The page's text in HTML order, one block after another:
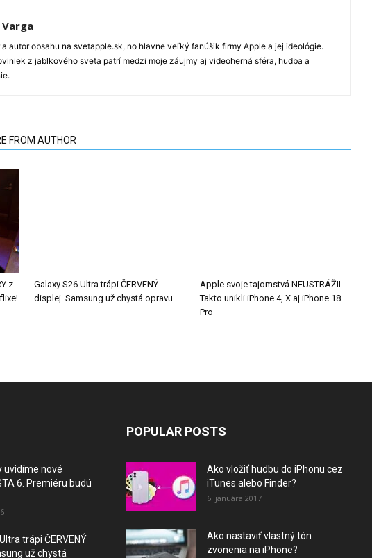
Varga
a autor obsahu na svetapple.sk, no hlavne veľký fanúšik firmy Apple a jej ideológie.
z jablkového sveta patrí medzi moje záujmy aj videoherná sféra, hudba a
FROM AUTHOR
z
Galaxy S26 Ultra trápi ČERVENÝ
displej. Samsung už chystá opravu
Apple svoje tajomstvá NEUSTRÁŽIL.
Takto unikli iPhone 4, X aj iPhone 18
Pro
uvidíme nové
6. Premiéru budú
trápi ČERVENÝ
už chystá
POPULAR POSTS
Ako vložiť hudbu do iPhonu cez
iTunes alebo Finder?
6. januára 2017
Ako nastaviť vlastný tón
zvonenia na iPhone?